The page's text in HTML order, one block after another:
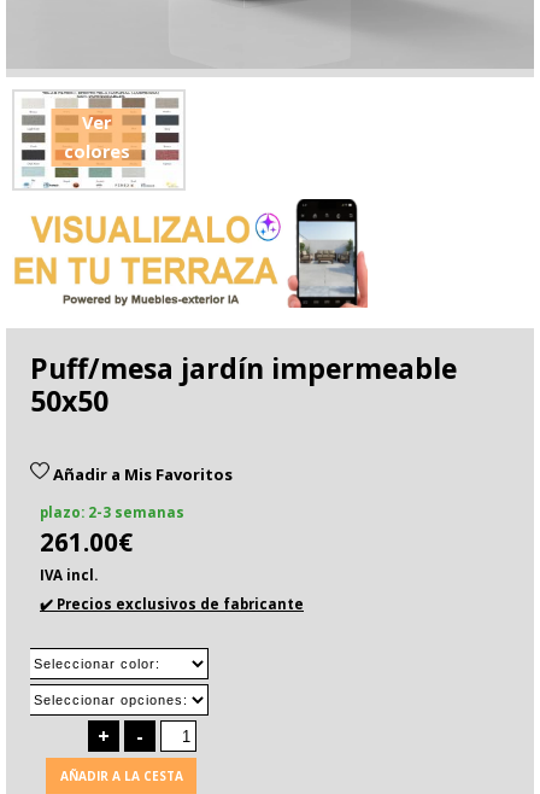
Ver
colores
Puff/mesa jardín impermeable
50x50
Añadir a Mis Favoritos
plazo: 2-3 semanas
261.00€
IVA incl.
✔️ Precios exclusivos de fabricante
+ -
AÑADIR A LA CESTA